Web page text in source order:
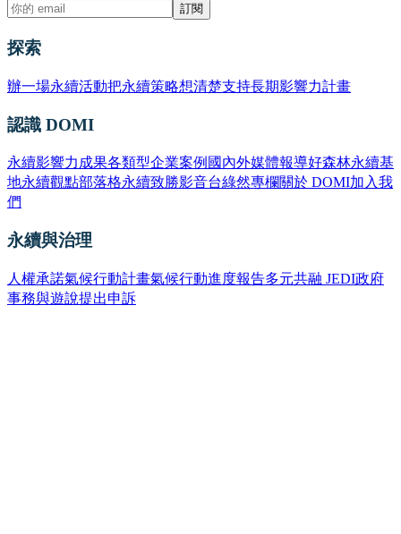
訂閱
探索
辦一場永續活動把永續策略想清楚支持長期影響力計畫
認識 DOMI
永續影響力成果各類型企業案例 國內外媒體報導好森林永續基
地永續觀點部落格永續致勝影音台綠然專欄關於 DOMI加入我
們
永續與治理
人權承諾氣候行動計畫氣候行動進度報告多元共融 JEDI政府
事務與遊說提出申訴